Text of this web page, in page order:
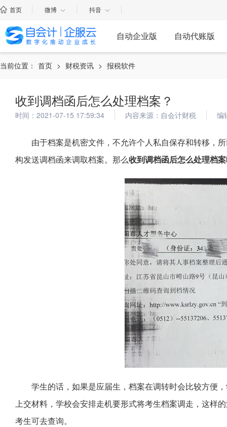
首页 微博 抖音
自动企业版 自动代账版
当前位置： 首页 > 财税资讯 > 报税软件
收到调档函后怎么处理档案？
时间：2021-07-15 17:59:34 内容来源：自会计财税 编
由于档案是机密文件，不允许个人私自保存和转移，
构发送调档函来调取档案。那么收到调档函后怎么处理档案
学生的话，如果是应届生，档案在调转时会比较方便
上交材料，学校会安排走机要形式将考生档案调走，这样
考生可去查询。